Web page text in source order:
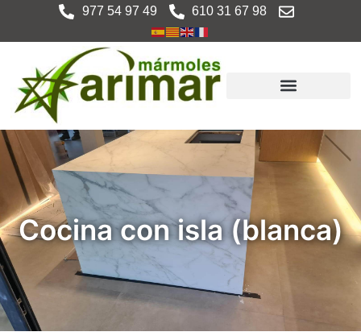
977 54 97 49 610 31 67 98
Cocina con isla (blanca)